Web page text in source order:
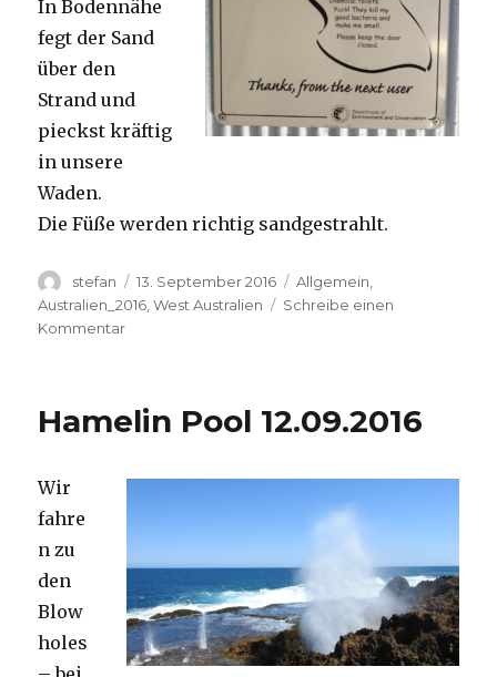
In Bodennähe
fegt der Sand
über den
Strand und
pieckst kräftig
in unsere
Waden.
Die Füße werden richtig sandgestrahlt.
Autor
stefan
Veröffentlicht
am
13. September 2016 Kategorien
Allgemein
Australien_2016 ,West Australien
Schreibe einen
Kommentarzu
Hamelin Pool 12.09.2016
Wir
fahre
n zu
den
Blow
holes